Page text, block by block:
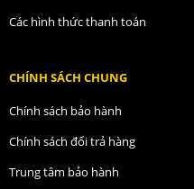
Các hình thức thanh toán
CHÍNH SÁCH CHUNG
Chính sách bảo hành
Chính sách đổi trả hàng
Trung tâm bảo hành